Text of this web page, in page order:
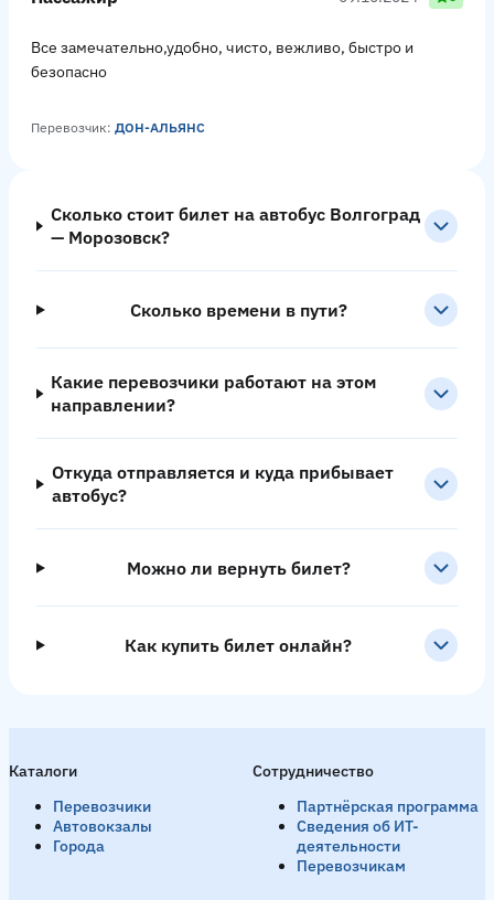
Все замечательно,удобно, чисто, вежливо, быстро и
безопасно
Перевозчик: ДОН-АЛЬЯНС
Сколько стоит билет на автобус Волгоград
— Морозовск?
Сколько времени в пути?
Какие перевозчики работают на этом
направлении?
Откуда отправляется и куда прибывает
автобус?
Можно ли вернуть билет?
Как купить билет онлайн?
Каталоги
Перевозчики
Автовокзалы
Города
Сотрудничество
Партнёрская программа
Сведения об ИТ-
деятельности
Перевозчикам